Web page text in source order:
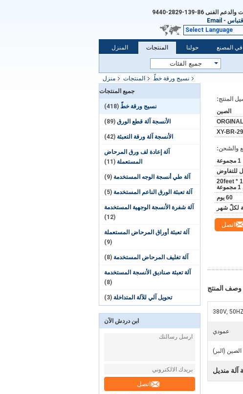
والدعم الفنى 86-139-2829-9440
-
Email
Select Language
المنزل المنتجات حولنا المصنع
منزل المنتجات نسيج ورقة خطّ
جميع المنتجات
نسيج ورقة خطّ (418)
الأنسجة آلة قطع الورق (89)
الأنسجة آلة ورقة التعبئة (42)
آلة إعادة لف ورق المرحاض
المستعملة (11)
آلة طي أنسجة الوجه المستخدمة (9)
آلة تعبئة الورق الناعم المستخدمة (5)
آلة شفرة الأنسجة الوجهية المستخدمة
(12)
آلة تعبئة أوراق المرحاض المستعملة
(9)
آلة تغليف المرحاض المستخدمة (8)
آلة تعبئة صناديق الأنسجة المستخدمة
(8)
تحويل آلي للآلة المتداخلة (3)
ابن دردش الآن
اتصل
المنتج:
الصين
ORGINAL
XY-BR-
والشحن:
1 مجموعة
للتفاوض
لوح خشبي ، يمكن للحاوية 1 * 20feet
60 يوم
اتصل
المنتج
380V, 50HZ
عمودي
الصين (البر)
آلة منديل